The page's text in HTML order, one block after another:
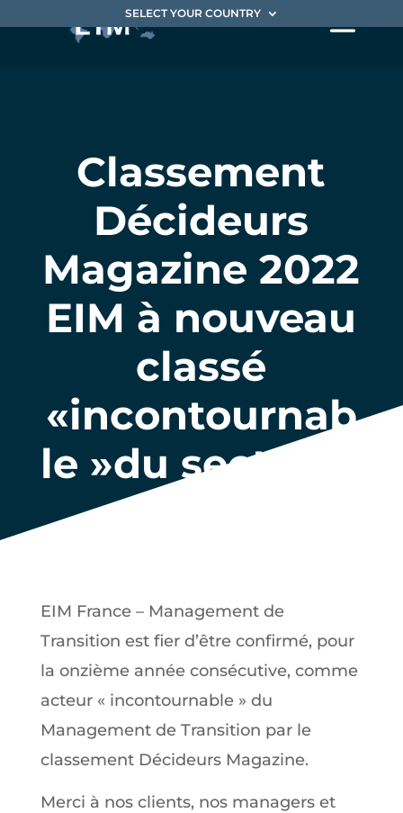
SELECT YOUR COUNTRY
Classement
Décideurs
Magazine 2022
EIM à nouveau
classé
«incontournab
le »du secteur.
EIM France – Management de
Transition est fier d’être confirmé, pour
la onzième année consécutive, comme
acteur « incontournable » du
Management de Transition par le
classement Décideurs Magazine.
Merci à nos clients, nos managers et